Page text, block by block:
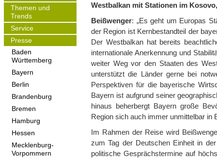
Themen und
Trends
Service
Presse
Baden
Württemberg
Bayern
Berlin
Brandenburg
Bremen
Hamburg
Hessen
Mecklenburg-
Vorpommern
Westbalkan mit Stationen im
Beißwenger: „Es geht um Europas
der Region ist Kernbestandteil der
Der Westbalkan hat bereits
internationale Anerkennung und
weiter Weg vor den Staaten des
unterstützt die Länder gerne bei
Perspektiven für die bayerische
Bayern ist aufgrund seiner
hinaus beherbergt Bayern große
Region sich auch immer unmittelbar in
Im Rahmen der Reise wird
zum Tag der Deutschen Einheit in
politische Gesprächstermine auf